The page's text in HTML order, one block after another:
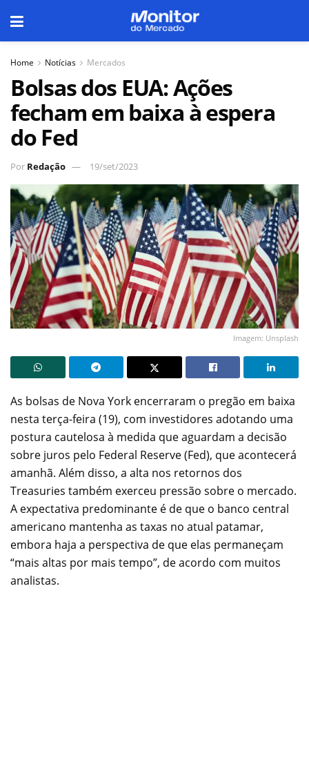
Home Notícias Mercados
Bolsas dos EUA: Ações
fecham em baixa à espera
do Fed
Por Redação 19/set/2023
Imagem: Unsplash
As bolsas de Nova York encerraram o pregão em baixa
nesta terça-feira (19), com investidores adotando uma
postura cautelosa à medida que aguardam a decisão
sobre juros pelo Federal Reserve (Fed), que acontecerá
amanhã. Além disso, a alta nos retornos dos
Treasuries também exerceu pressão sobre o mercado.
A expectativa predominante é de que o banco central
americano mantenha as taxas no atual patamar,
embora haja a perspectiva de que elas permaneçam
“mais altas por mais tempo”, de acordo com muitos
analistas.